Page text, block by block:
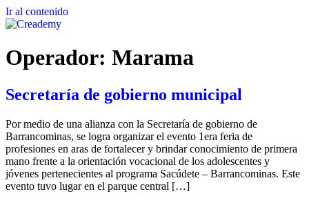
Ir al contenido
Operador: Marama
Secretaría de gobierno municipal
Por medio de una alianza con la Secretaría de gobierno de
Barrancominas, se logra organizar el evento 1era feria de
profesiones en aras de fortalecer y brindar conocimiento de primera
mano frente a la orientación vocacional de los adolescentes y
jóvenes pertenecientes al programa Sacúdete – Barrancominas. Este
evento tuvo lugar en el parque central […]